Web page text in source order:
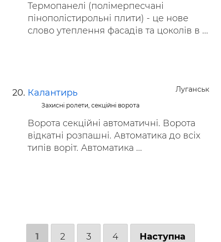
Термопанелі (полімерпесчані
пінополістирольні плити) - це нове
слово утеплення фасадів та цоколів в ...
Луганськ
Калантирь
Захисні ролети, секційні ворота
Ворота секційні автоматичні. Ворота
відкатні розпашні. Автоматика до всіх
типів воріт. Автоматика ...
1 2 3 4 Наступна